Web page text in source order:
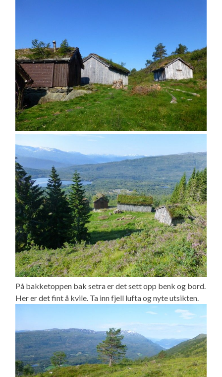
På bakketoppen bak setra er det sett opp benk og bord.
Her er det fint å kvile. Ta inn fjell lufta og nyte utsikten.